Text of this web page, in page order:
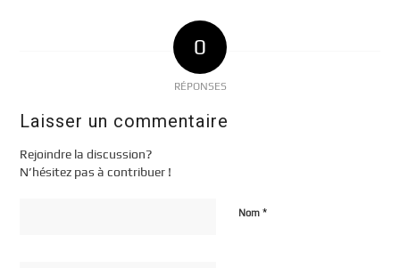
0
RÉPONSES
Laisser un commentaire
Rejoindre la discussion?
N’hésitez pas à contribuer !
Nom*